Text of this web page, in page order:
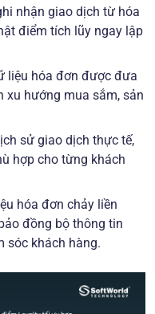
nhận giao dịch từ hóa
điểm tích lũy ngay lập
liệu hóa đơn được đưa
xu hướng mua sắm, sản
sử giao dịch thực tế,
hợp cho từng khách
hóa đơn chảy liền
đồng bộ thông tin
sóc khách hàng.